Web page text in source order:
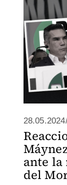
ante
del